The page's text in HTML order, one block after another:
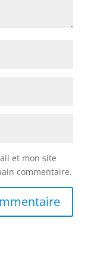
et mon site
commentaire.